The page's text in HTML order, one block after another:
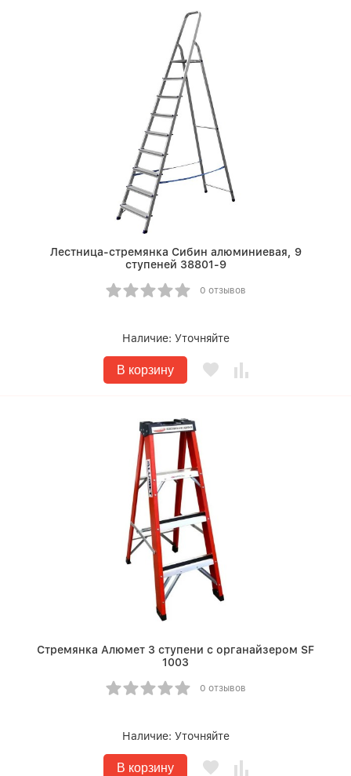
Лестница-стремянка Сибин алюминиевая, 9
ступеней 38801-9
0 отзывов
Наличие: Уточняйте
В корзину
Стремянка Алюмет 3 ступени с органайзером SF
1003
0 отзывов
Наличие: Уточняйте
В корзину